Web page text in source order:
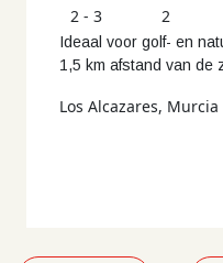
2 - 3 2
Ideaal voor golf- en
1,5 km afstand van de
Los Alcazares, Murcia